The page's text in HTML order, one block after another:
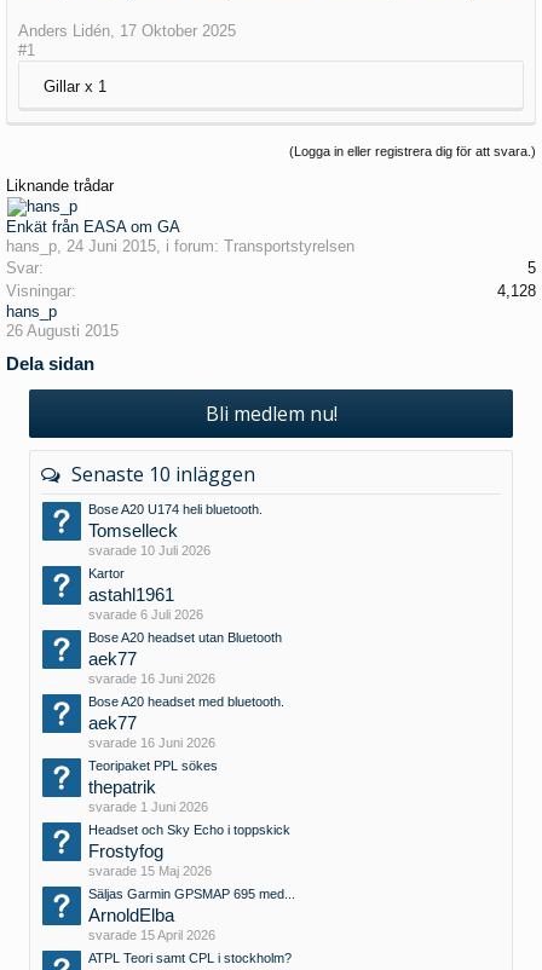
Anders Lidén, 17 Oktober 2025
#1
Gillar x 1
(Logga in eller registrera dig för att svara.)
Liknande trådar
Enkät från EASA om GA
hans_p, 24 Juni 2015, i forum: Transportstyrelsen
Svar:
5
Visningar:
4,128
hans_p
26 Augusti 2015
Dela sidan
Bli medlem nu!
Senaste 10 inläggen
Bose A20 U174 heli bluetooth.
Tomselleck
svarade 10 Juli 2026
Kartor
astahl1961
svarade 6 Juli 2026
Bose A20 headset utan Bluetooth
aek77
svarade 16 Juni 2026
Bose A20 headset med bluetooth.
aek77
svarade 16 Juni 2026
Teoripaket PPL sökes
thepatrik
svarade 1 Juni 2026
Headset och Sky Echo i toppskick
Frostyfog
svarade 15 Maj 2026
Säljas Garmin GPSMAP 695 med...
ArnoldElba
svarade 15 April 2026
ATPL Teori samt CPL i stockholm?